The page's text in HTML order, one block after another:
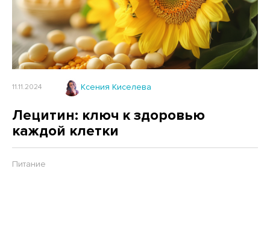
11.11.2024 Ксения Киселева
Лецитин: ключ к здоровью
каждой клетки
Питание